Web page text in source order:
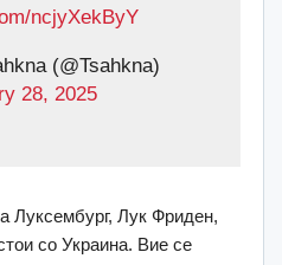
ncjyXekByY
(@Tsahkna)
28, 2025
Луксембург, Лук Фриден,
со Украина. Вие се